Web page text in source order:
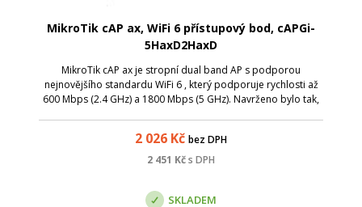
MikroTik cAP ax, WiFi 6 přístupový bod, cAPGi-
5HaxD2HaxD
MikroTik cAP ax je stropní dual band AP s podporou
nejnovějšího standardu WiFi 6 , který podporuje rychlosti až
600 Mbps (2.4 GHz) a 1800 Mbps (5 GHz). Navrženo bylo tak,
2 026 Kč bez DPH
2 451 Kčs DPH
SKLADEM